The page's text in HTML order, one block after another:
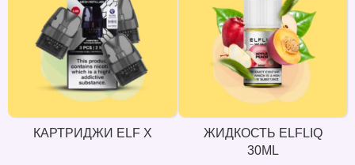
КАРТРИДЖИ ELF X
ЖИДКОСТЬ ELFLIQ
30ML